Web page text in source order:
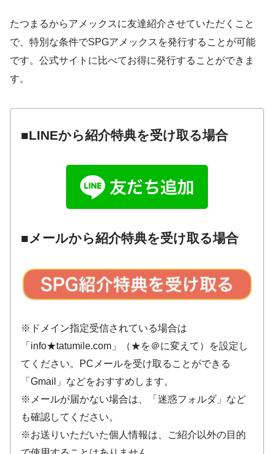
たつまるからアメックスに友達紹介させていただくこと
で、特別な条件でSPGアメックスを発行することが可能
です。公式サイトに比べてお得に発行することができま
す。
■LINEから紹介特典を受け取る場合
■メールから紹介特典を受け取る場合
※ ドメイン指定受信されている場合は
「 info★tatumile.com 」（★を＠に変えて）を設定し
てください。
PC メールを受け取ることができる
「Gmail 」などをおすすめします。
※メールが届かない場合は、「迷惑フォルダ」など
も確認してください。
※お送りいただいた個人情報は、ご紹介以外の目的